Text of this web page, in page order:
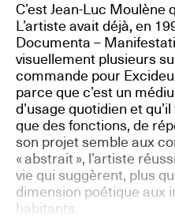
C’est Jean-Luc
L’artiste avait déjà, en
Documenta –
visuellement plusieurs
commande pour
parce que c’est un
d’usage quotidien et
que des fonctions, de
son projet semble aux
« abstrait », l’artiste
vie qui suggèrent, plus
dimension poétique aux
habitants.